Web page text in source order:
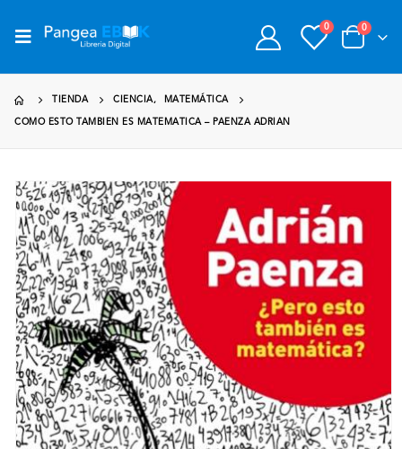
0 0
TIENDA CIENCIA, MATEMÁTICA
COMO ESTO TAMBIEN ES MATEMATICA – PAENZA ADRIAN